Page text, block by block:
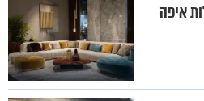
איפה